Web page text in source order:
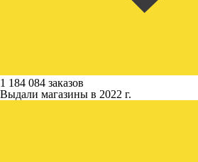
1 184 084 заказов
Выдали магазины в 2022 г.